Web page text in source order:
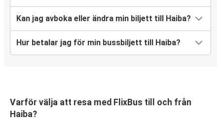
Kan jag avboka eller ändra min biljett till Haiba?
Hur betalar jag för min bussbiljett till Haiba?
Varför välja att resa med FlixBus till och från
Haiba?